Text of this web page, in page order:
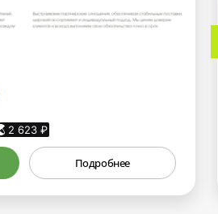
2 623₽
Подробнее